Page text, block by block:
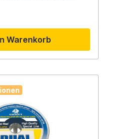
Dies sorgt auch
flexibel und ultradünn
sinkt das Geflecht im
geflochtenen
Ziegelstein. Perfekt für
Warenkorb